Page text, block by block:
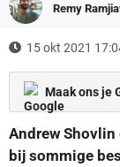
Remy
15 okt 2021
Maak ons je
Andrew Shovlin
bij sommige